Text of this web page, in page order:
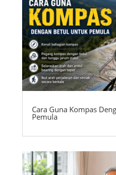
Cara Guna Kompas
Pemula